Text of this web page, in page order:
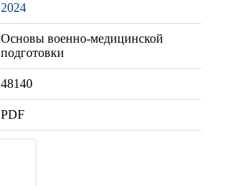
2024
Основы военно-медицинской
подготовки
48140
PDF